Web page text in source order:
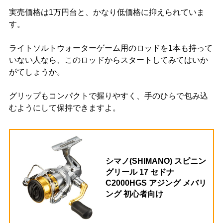
実売価格は1万円台と、かなり低価格に抑えられていま
す。
ライトソルトウォーターゲーム用のロッドを1本も持って
いない人なら、このロッドからスタートしてみてはいか
がてしょうか。
グリップもコンパクトで握りやすく、手のひらで包み込
むようにして保持できますよ。
シマノ(SHIMANO) スピニン
グリール 17 セドナ
C2000HGS アジング メバリ
ング 初心者向け